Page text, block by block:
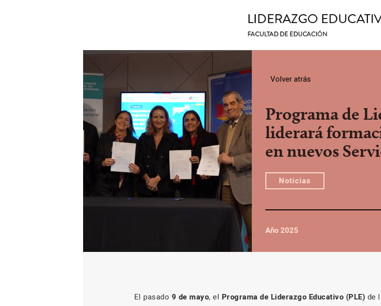
Volver atrás
Programa de
liderará
en nuevos
Noticias
Año 2025
El pasado 9 de mayo, el Programa de Liderazgo Educativo (PLE) de